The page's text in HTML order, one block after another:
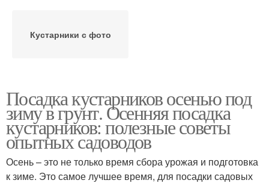
Кустарники с фото
Посадка кустарников осенью под
зиму в грунт. Осенняя посадка
кустарников: полезные советы
опытных садоводов
Осень – это не только время сбора урожая и подготовка
к зиме. Это самое лучшее время, для посадки садовых